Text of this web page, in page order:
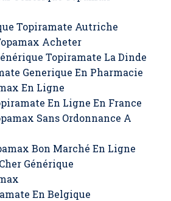
Topiramate Autriche
Acheter
Topiramate La Dinde
Generique En Pharmacie
En Ligne
En Ligne En France
Sans Ordonnance A
Bon Marché En Ligne
Générique
En Belgique